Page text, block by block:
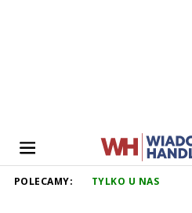
POLECAMY: TYLKO U NAS